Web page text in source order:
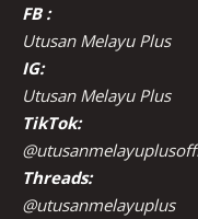
FB :
Utusan Melayu Plus
IG:
Utusan Melayu Plus
TikTok:
Threads:
@utusanmelayuplus